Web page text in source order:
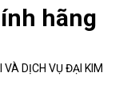
hãng
DỊCH VỤ ĐẠI KIM